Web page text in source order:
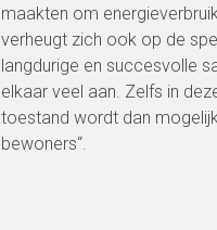
maakten om
verheugt zich ook op de
langdurige en succesvolle
elkaar veel aan. Zelfs in
toestand wordt dan
bewoners“.